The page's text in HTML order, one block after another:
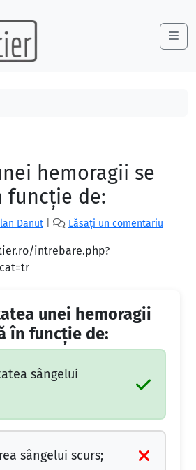
hemoragii se
funcție de:
Danut Lăsați un comentariu
intrebare.php?
unei hemoragii
în funcție de:
sângelui
sângelui scurs;